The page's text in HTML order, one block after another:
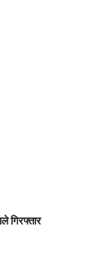
गिरफ्तार